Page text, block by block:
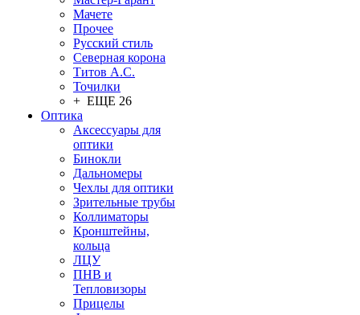
Мачете
Прочее
Русский стиль
Северная корона
Титов А.С.
Точилки
+ ЕЩЕ 26
Оптика
Аксессуары для
оптики
Бинокли
Дальномеры
Чехлы для оптики
Зрительные трубы
Коллиматоры
Кронштейны,
кольца
ЛЦУ
ПНВ и
Тепловизоры
Прицелы